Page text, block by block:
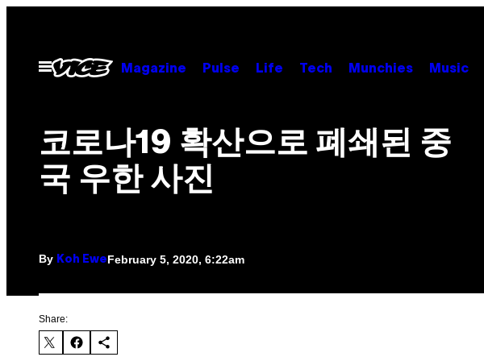
contentOpen
Menu
Magazine Pulse Life Tech Munchies Music
코로나19 확산으로 폐쇄된 중
국 우한 사진
By Koh EweFebruary 5, 2020, 6:22am
Share: